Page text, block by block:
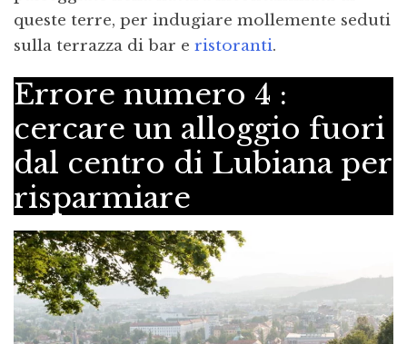
queste terre, per indugiare mollemente seduti
sulla terrazza di bar e ristoranti.
Errore numero 4 :
cercare un alloggio fuori
dal centro di Lubiana per
risparmiare